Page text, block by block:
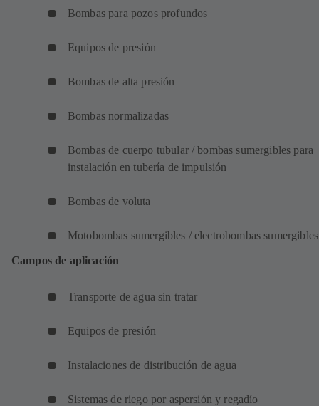
Bombas para pozos profundos
Equipos de presión
Bombas de alta presión
Bombas normalizadas
Bombas de cuerpo tubular / bombas sumergibles para
instalación en tubería de impulsión
Bombas de voluta
Motobombas sumergibles / electrobombas sumergibles
Campos de aplicación
Transporte de agua sin tratar
Equipos de presión
Instalaciones de distribución de agua
Sistemas de riego por aspersión y regadío